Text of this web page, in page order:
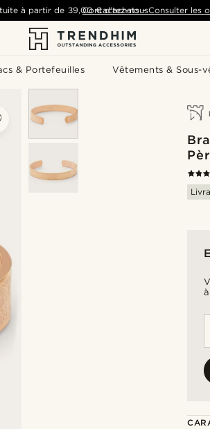
& Portefeuilles Vêtements & Sous-
à partir de 39,00 € d'achats- Consulter les
Contactez-nous